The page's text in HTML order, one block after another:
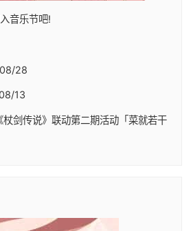
音乐节吧!
28
13
杖剑传说》联动第二期活动「菜就若干